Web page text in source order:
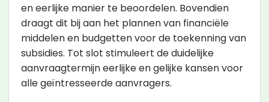
en eerlijke manier te beoordelen. Bovendien
draagt dit bij aan het plannen van financiële
middelen en budgetten voor de toekenning van
subsidies. Tot slot stimuleert de duidelijke
aanvraagtermijn eerlijke en gelijke kansen voor
alle geïntresseerde aanvragers.